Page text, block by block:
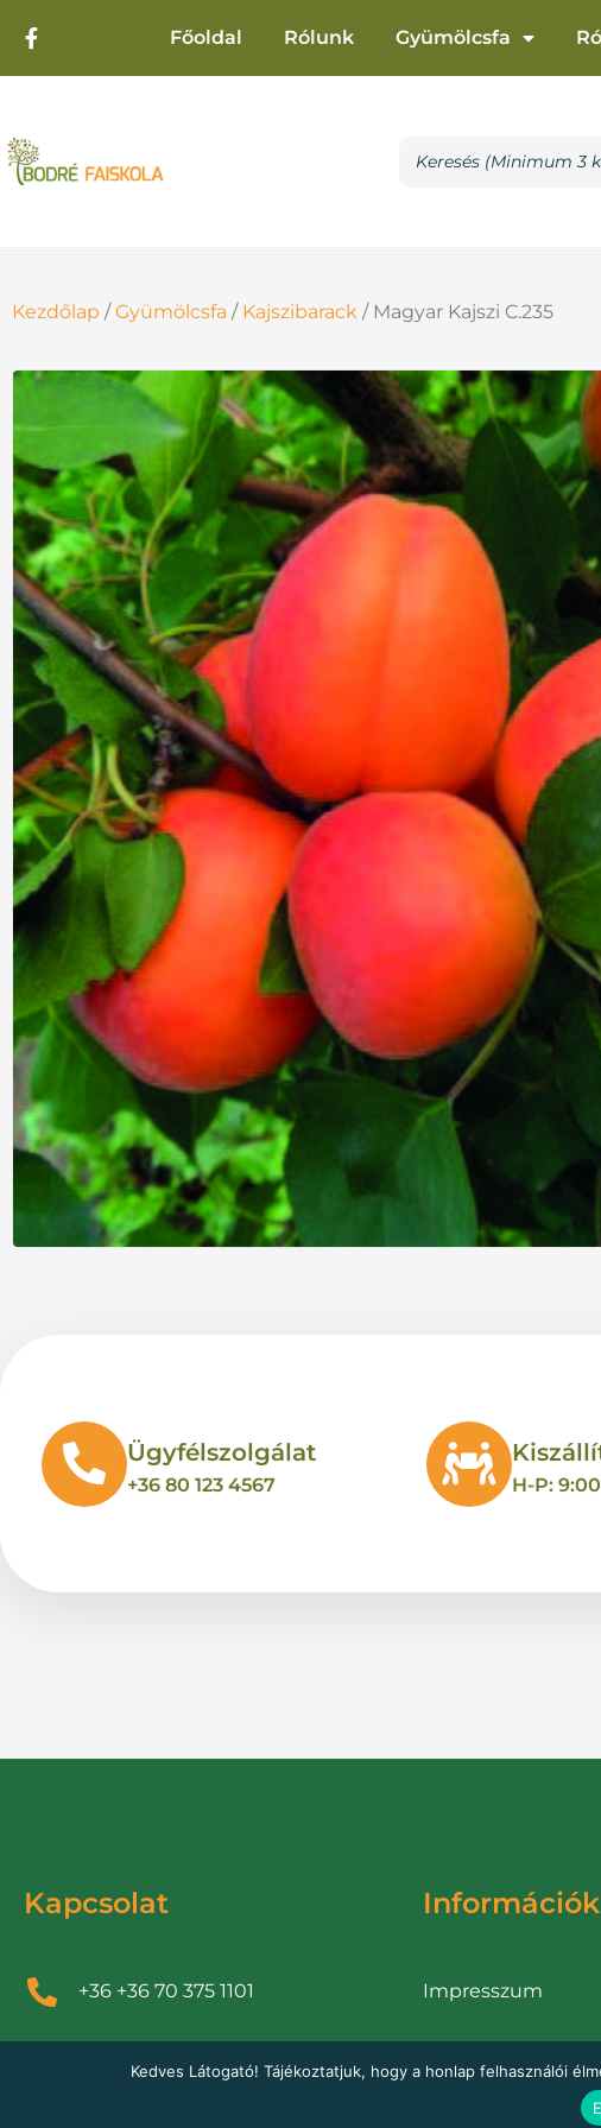
Főoldal Rólunk Gyümölcsfa
Kezdőlap /Gyümölcsfa / Kajszibarack / Magyar Kajszi C.235
Ügyfélszolgálat
+36 80 123 4567 H-P:
Kapcsolat
+36 +36 70 375 1101
Információk
Impresszum
Cookie szabályzat
Kedves Látogató! Tájékoztatjuk, hogy a honlap felhasználói